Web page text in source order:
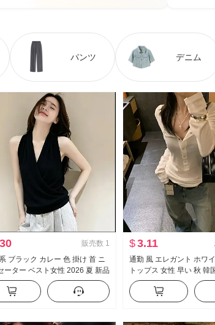
パンツ デニム
販売数 1
ブラック カレー 色 掛け 首 ニ
ーター ベスト女性 2026 夏 新品
リーブ シック トップス 無地 ス
果
$3.11
通勤 風 エレガント ホワ
トップス 女性 早い 秋 韓
ル